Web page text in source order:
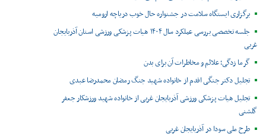
برگزاری ایستگاه سلامت در جشنواره حال خوب دریاچه ارومیه
جلسه تخصصی بررسی عملکرد سال ۱۴۰۴ هیات پزشکی ورزشی استان آذربایجان
غربی
گرما زدگی؛ علائم و مخاطرات آن برای بدن
تجلیل دکتر جنگی اقدم از خانواده شهید جنگ رمضان محمدرضا عبدی
تجلیل هیات پزشکی ورزشی آذربایجان غربی از خانواده شهید ورزشکار جعفر
گلشنی
طرح ملی سودا در آذربایجان غربی